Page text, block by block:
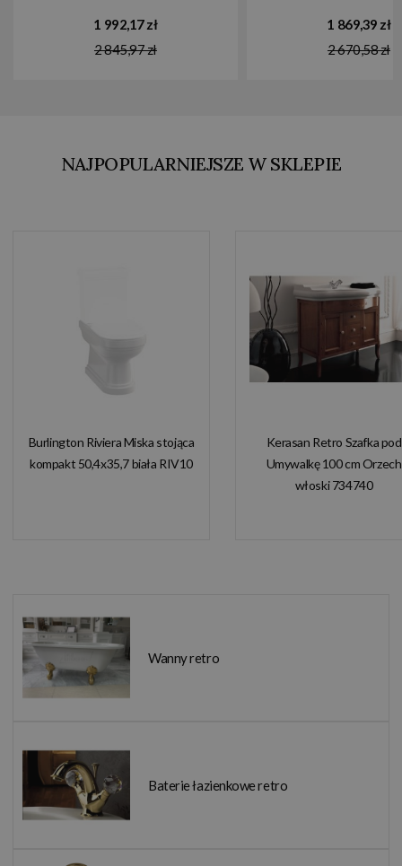
65131.716
1 992,17 zł
2 845,97 zł
copper brushed pvd
1 869,39 zł
2 670,58 zł
NAJPOPULARNIEJSZE W SKLEPIE
Burlington Riviera Miska stojąca
kompakt 50,4x35,7 biała RIV10
Kerasan Retro Szafka pod
Umywalkę 100 cm Orzech
włoski 734740
Wanny retro
Baterie łazienkowe retro